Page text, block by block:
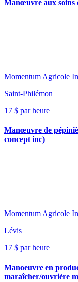
Manœuvre aux soins
Momentum Agricole
Saint-Philémon
17 $ par heure
Manœuvre de
concept inc)
Momentum Agricole
Lévis
17 $ par heure
Manoeuvre en
maraîcher/ouvrière